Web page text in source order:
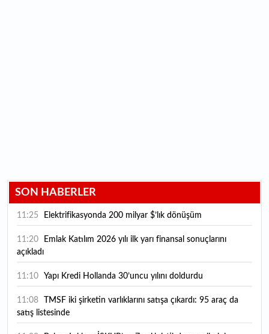
SON HABERLER
11:25 Elektrifikasyonda 200 milyar $’lık dönüşüm
11:20
açıkladı
11:10 Yapı Kredi Hollanda 30’uncu yılını doldurdu
11:08
satış listesinde